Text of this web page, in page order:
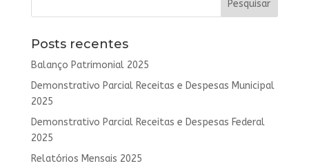
Posts recentes
Balanço Patrimonial 2025
Demonstrativo Parcial Receitas e Despesas Municipal
2025
Demonstrativo Parcial Receitas e Despesas Federal
2025
Relatórios Mensais 2025